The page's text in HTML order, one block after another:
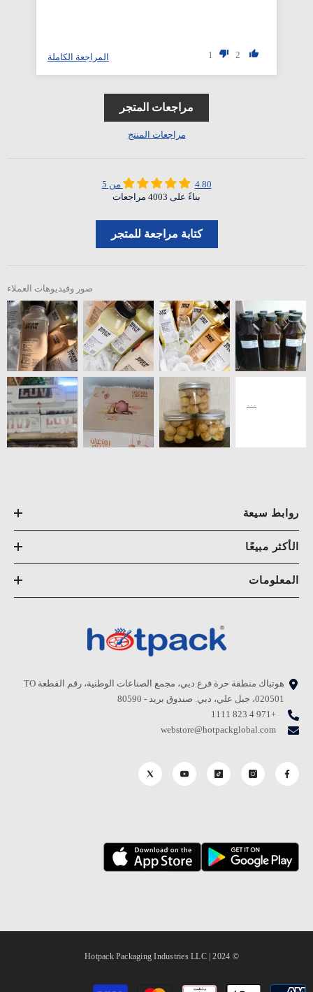
2
1 المراجعة الكاملة
مراجعات المتجر
مراجعات المنتج
4.80 من 5
بناءً على 4003 مراجعات
كتابة مراجعة للمتجر
صور وفيديوهات العملاء
روابط سيعة
الأكثر مبيعًا
المعلومات
هوتباك منطقة حرة فرع دبي، مجمع الصناعات الوطنية، رقم القطعة TO
020501، جبل علي، دبي. صندوق بريد - 80590
+971 4 823 1111
webstore@hotpackglobal.com
© 2024 | Hotpack Packaging Industries LLC
طرق